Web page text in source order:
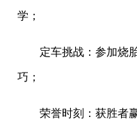
学；
定车挑战：参加烧
巧；
荣誉时刻：获胜者